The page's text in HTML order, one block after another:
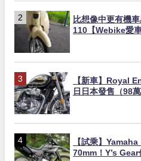
比想像中更有機
110【Webike愛車
【新車】Royal
日日本發售（98
【試乘】
70mm！Y’s